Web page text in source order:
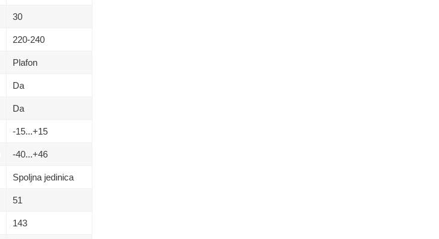
30
220-240
Plafon
Da
Da
-15...+15
-40...+46
Spoljna jedinica
51
143